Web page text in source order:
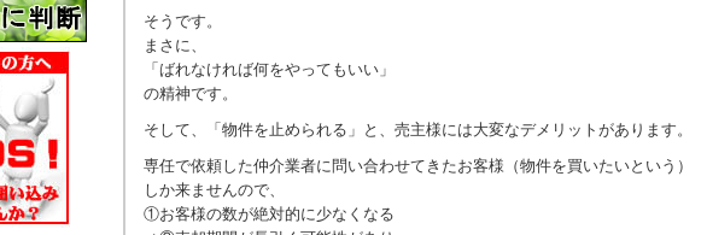
そうです。
まさに、
「ばれなければ何をやってもいい」
の精神です。
そして、「物件を止められる」と、売主様には大変なデメリットがあります。
専任で依頼した仲介業者に問い合わせてきたお客様（物件を買いたいという）
しか来ませんので、
①お客様の数が絶対的に少なくなる